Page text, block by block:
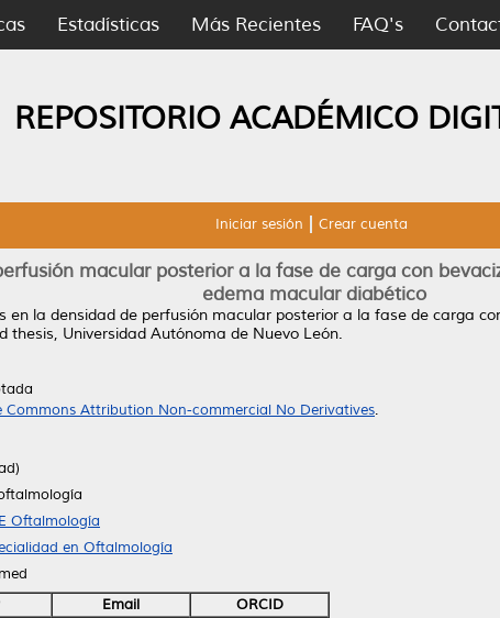
Estadísticas Más Recientes FAQ's
REPOSITORIO ACADÉMICO
Iniciar sesión Crear cuenta
macular posterior a la fase de carga con
edema macular diabético
en la densidad de perfusión macular posterior a la fase de carga
thesis, Universidad Autónoma de Nuevo León.
Commons Attribution Non-commercial No Derivatives.
Oftalmología
en Oftalmología
Email
ORCID